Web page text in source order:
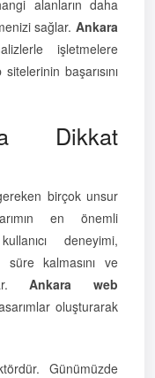
alanların daha
sağlar. Ankara
işletmelere
başarısını
Dikkat
birçok unsur
en önemli
deneyimi,
kalmasını ve
Ankara web
oluşturarak
Günümüzde